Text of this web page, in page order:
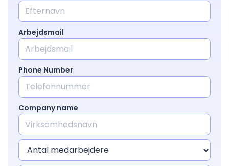
Arbejdsmail
Phone Number
Company name